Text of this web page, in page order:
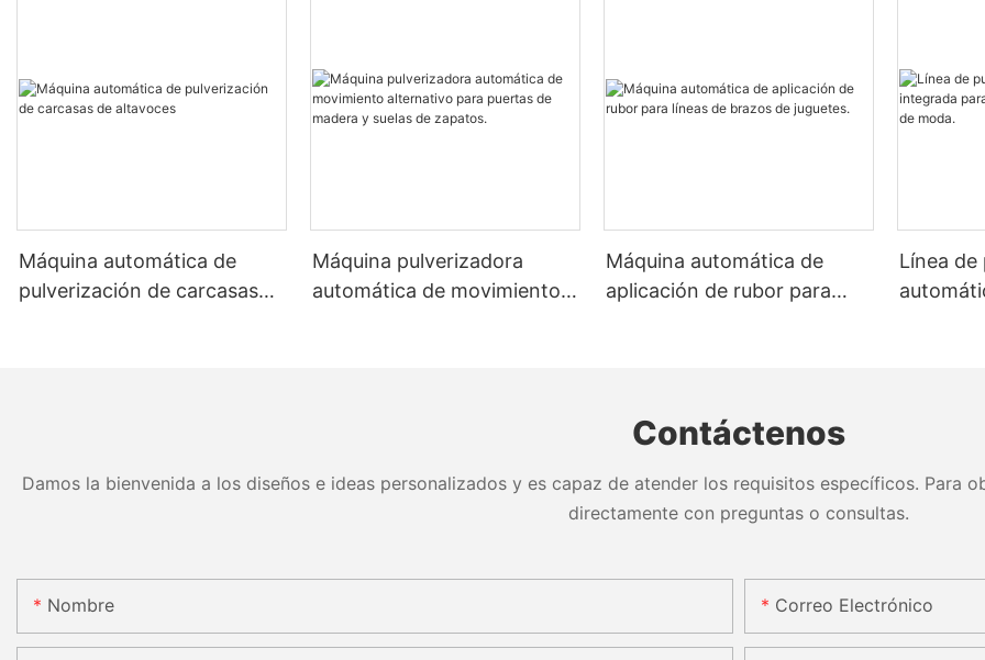
Máquina automática de
pulverización de carcasas
Máquina pulverizadora
automática de movimiento
Máquina automática de
aplicación de rubor para
Línea de
Contáctenos
Damos la bienvenida a los diseños e ideas personalizados y es capaz de atender los requisitos específicos. Para
directamente con preguntas o consultas.
Nombre Correo Electrónico